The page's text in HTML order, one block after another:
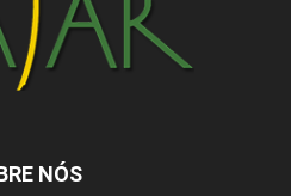
NÓS